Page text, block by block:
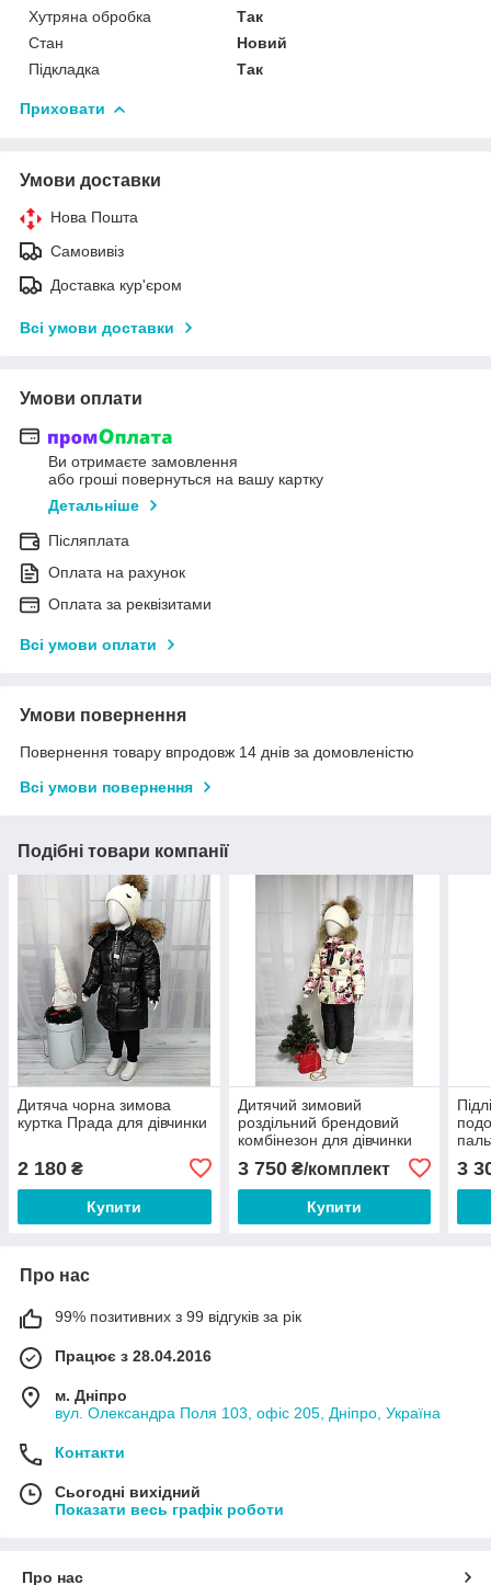
Хутряна обробка
Так
Стан
Новий
Підкладка
Так
Приховати
Умови доставки
Нова Пошта
Самовивіз
Доставка кур'єром
Всі умови доставки
Умови оплати
Ви отримаєте замовлення
або гроші повернуться на вашу картку
Детальніше
Післяплата
Оплата на рахунок
Оплата за реквізитами
Всі умови оплати
Умови повернення
Повернення товару впродовж 14 днів за домовленістю
Всі умови повернення
Подібні товари компанії
Дитяча чорна зимова
куртка Прада для дівчинки
2 180 ₴
Купити
Дитячий зимовий
роздільний брендовий
комбінезон для дівчинки
3 750₴/комплект
Купити
3
Про нас
99% позитивних з 99 відгуків за рік
Працює з 28.04.2016
м. Дніпро
вул. Олександра Поля 103, офіс 205, Дніпро, Україна
Контакти
Сьогодні вихідний
Показати весь графік роботи
Про нас